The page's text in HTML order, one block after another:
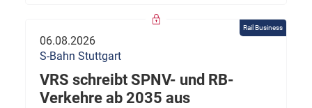
Rail Business
06.08.2026
S-Bahn Stuttgart
VRS schreibt SPNV- und RB-
Verkehre ab 2035 aus